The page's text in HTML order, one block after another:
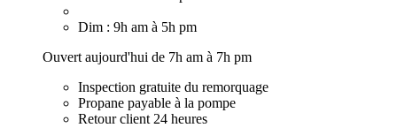
Dim : 9h am à 5h pm
Ouvert aujourd'hui de 7h am à 7h pm
Inspection gratuite du remorquage
Propane payable à la pompe
Retour client 24 heures